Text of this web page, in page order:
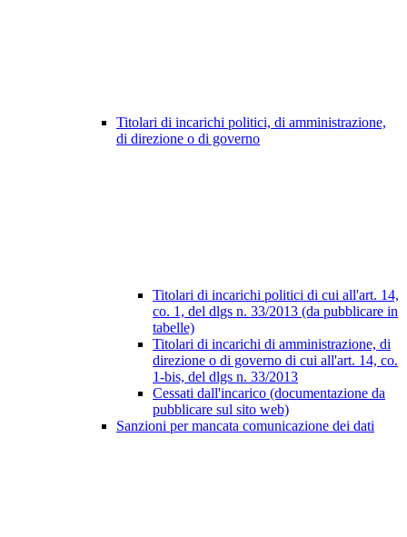
Titolari di incarichi politici, di amministrazione,
di direzione o di governo
Titolari di incarichi politici di cui all'art. 14,
co. 1, del dlgs n. 33/2013 (da pubblicare in
tabelle)
Titolari di incarichi di amministrazione, di
direzione o di governo di cui all'art. 14, co.
1-bis, del dlgs n. 33/2013
Cessati dall'incarico (documentazione da
pubblicare sul sito web)
Sanzioni per mancata comunicazione dei dati